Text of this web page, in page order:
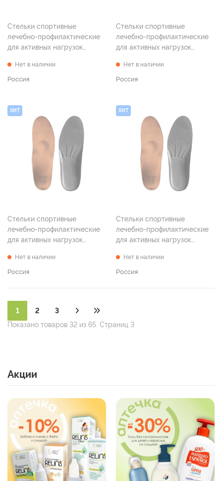
Стельки спортивные
лечебно-профилактические
для активных нагрузок
Нет в наличии
Россия
Стельки спортивные
лечебно-профилактические
для активных нагрузок
Нет в наличии
Россия
ХИТ
Стельки спортивные
лечебно-профилактические
для активных нагрузок
Нет в наличии
Россия
ХИТ
Стельки спортивные
лечебно-профилактические
для активных нагрузок
Нет в наличии
Россия
1 2
3
Показано товаров 32 из 65. Страниц 3
Акции